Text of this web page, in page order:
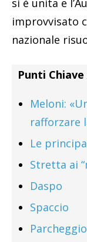
si è unita e
improvvisato
nazionale
Punti
Meloni:
rafforzare
Le
Stretta ai
Daspo
Spaccio